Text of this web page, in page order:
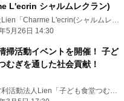
L'ecrin シャルムレクラン)
「Charme L'ecrin(シャルムレク
5月26日 14:30
掃活動イベントを開催！ 子ど
むぎを通した社会貢献！
活動法人Lien「子ども食堂つむ